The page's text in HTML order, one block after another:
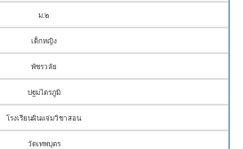
ม.๒
เด็กหญิง
พัชรวลัย
ปฐมไตรภูมิ
โรงเรียนผินแจ่มวิชาสอน
วัดเทพบุตร